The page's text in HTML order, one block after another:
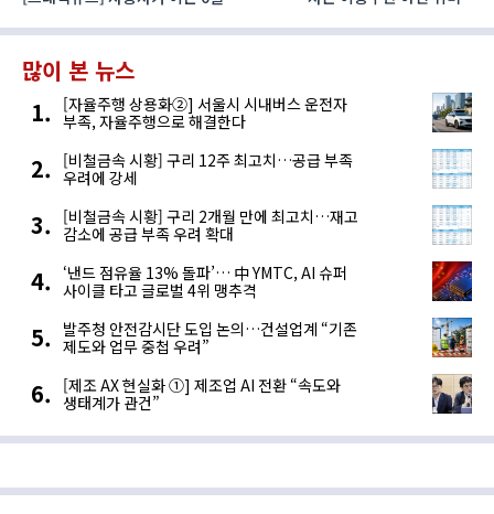
많이 본 뉴스
[자율주행 상용화②] 서울시 시내버스 운전자
부족, 자율주행으로 해결한다
[비철금속 시황] 구리 12주 최고치…공급 부족
우려에 강세
[비철금속 시황] 구리 2개월 만에 최고치…재고
감소에 공급 부족 우려 확대
‘낸드 점유율 13% 돌파’… 中 YMTC, AI 슈퍼
사이클 타고 글로벌 4위 맹추격
발주청 안전감시단 도입 논의…건설업계 “기존
제도와 업무 중첩 우려”
[제조 AX 현실화 ①] 제조업 AI 전환 “속도와
생태계가 관건”